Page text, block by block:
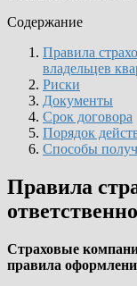
Содержание
Правила
владельцев
Риски
Документы
Срок договора
Порядок
Cпособы
Правила
Страховые
правила